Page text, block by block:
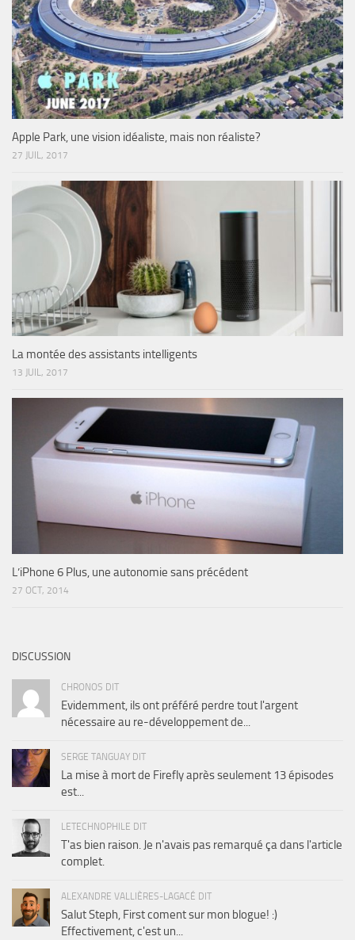
Apple Park, une vision idéaliste, mais non réaliste?
27 JUIL, 2017
La montée des assistants intelligents
13 JUIL, 2017
L’iPhone 6 Plus, une autonomie sans précédent
27 OCT, 2014
DISCUSSION
CHRONOS DIT
Evidemment, ils ont préféré perdre tout l'argent
nécessaire au re-développement de...
SERGE TANGUAY DIT
La mise à mort de Firefly après seulement 13 épisodes
est...
LETECHNOPHILE DIT
T'as bien raison. Je n'avais pas remarqué ça dans l'article
complet.
ALEXANDRE VALLIÈRES-LAGACÉ DIT
Salut Steph, First coment sur mon blogue! :)
Effectivement, c'est un...